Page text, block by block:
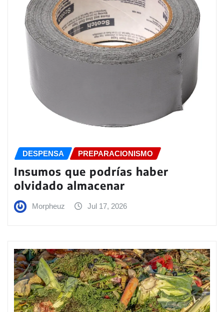
DESPENSA PREPARACIONISMO
Insumos que podrías haber
olvidado almacenar
Morpheuz Jul 17, 2026